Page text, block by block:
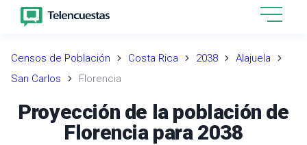
Censos de Población Costa Rica 2038
Alajuela
San Carlos
Florencia
Proyección de la población de
Florencia para 2038